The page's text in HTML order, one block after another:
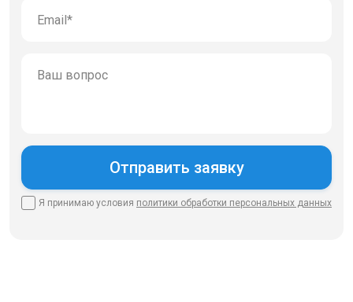
Я принимаю условия политики обработки персональных данных